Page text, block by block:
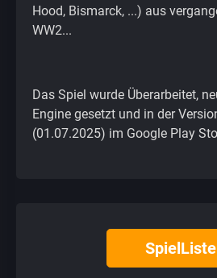
Hood, Bismarck, ...) aus
WW2...
Das Spiel wurde Überarbeitet,
Engine gesetzt und in der
(01.07.2025) im Google Play
SpielListe